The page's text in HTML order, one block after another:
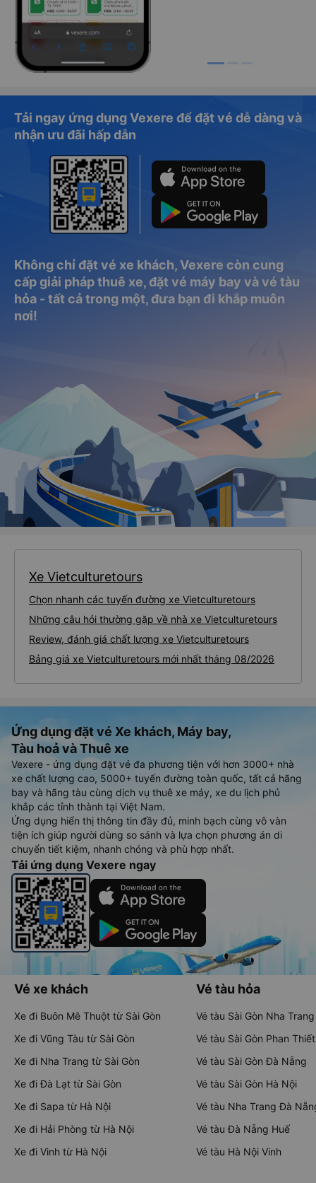
Tải ngay ứng dụng Vexere để đặt vé dễ dàng và
nhận ưu đãi hấp dẫn
Không chỉ đặt vé xe khách, Vexere còn cung
cấp giải pháp thuê xe, đặt vé máy bay và vé tàu
hỏa - tất cả trong một, đưa bạn đi khắp muôn
nơi!
Xe Vietculturetours
Chọn nhanh các tuyến đường xe Vietculturetours
Những câu hỏi thường gặp về nhà xe Vietculturetours
Review, đánh giá chất lượng xe Vietculturetours
Bảng giá xe Vietculturetours mới nhất tháng 08/2026
Ứng dụng đặt vé Xe khách, Máy bay,
Tàu hoả và Thuê xe
Vexere - ứng dụng đặt vé đa phương tiện với hơn 3000+ nhà
xe chất lượng cao, 5000+ tuyến đường toàn quốc, tất cả hãng
bay và hãng tàu cùng dịch vụ thuê xe máy, xe du lịch phủ
khắp các tỉnh thành tại Việt Nam.
Ứng dụng hiển thị thông tin đầy đủ, minh bạch cùng vô vàn
tiện ích giúp người dùng so sánh và lựa chọn phương án di
chuyển tiết kiệm, nhanh chóng và phù hợp nhất.
Tải ứng dụng Vexere ngay
Vé xe khách
Xe đi Buôn Mê Thuột từ Sài Gòn
Xe đi Vũng Tàu từ Sài Gòn
Xe đi Nha Trang từ Sài Gòn
Xe đi Đà Lạt từ Sài Gòn
Xe đi Sapa từ Hà Nội
Xe đi Hải Phòng từ Hà Nội
Xe đi Vinh từ Hà Nội
Vé tàu hỏa
Vé tàu Sài Gòn Nha Trang
Vé tàu Sài Gòn Phan Thiết
Vé tàu Sài Gòn Đà Nẵng
Vé tàu Sài Gòn Hà Nội
Vé tàu Nha Trang Đà
Vé tàu Đà Nẵng Huế
Vé tàu Hà Nội Vinh